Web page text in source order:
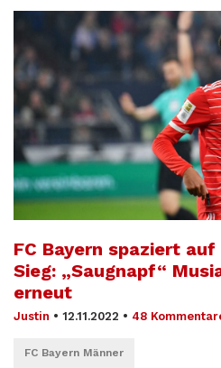
FC Bayern spaziert
Sieg: „Saugnapf“
erneut
Justin • 12.11.2022 • 48
FC Bayern Männer